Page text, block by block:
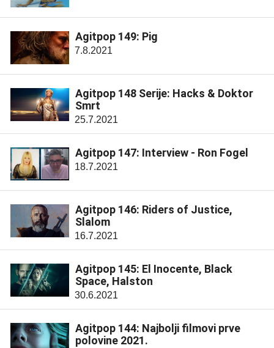
Agitpop 149: Pig
7.8.2021
Agitpop 148 Serije: Hacks & Doktor
Smrt
25.7.2021
Agitpop 147: Interview - Ron Fogel
18.7.2021
Agitpop 146: Riders of Justice,
Slalom
16.7.2021
Agitpop 145: El Inocente, Black
Space, Halston
30.6.2021
Agitpop 144: Najbolji filmovi prve
polovine 2021.